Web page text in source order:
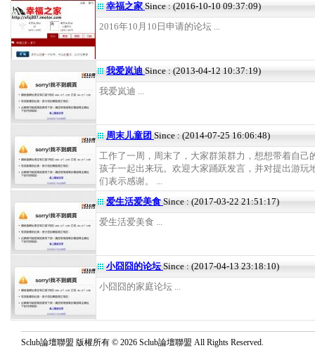
幸福之家Since : (2016-10-10 09:37:09)
2016年10月10日申请的论坛 ...
我爱岚迪Since : (2013-04-12 10:37:19)
我爱岚迪 ...
周末儿童团 Since : (2014-07-25 16:06:48)
工作了一周，周末了，大家群策群力，想想带着自己
孩子一起出来玩。欢迎大家踊跃发言，并对提出游玩
们表示感谢。 ...
爱生活爱美食 Since : (2017-03-22 21:51:17)
爱生活爱美食 ...
小囧囧的论坛Since : (2017-04-13 23:18:10)
小囧囧的家庭论坛 ...
Sclub論壇聯盟 版權所有 © 2026 Sclub論壇聯盟 All Rights Reserved.